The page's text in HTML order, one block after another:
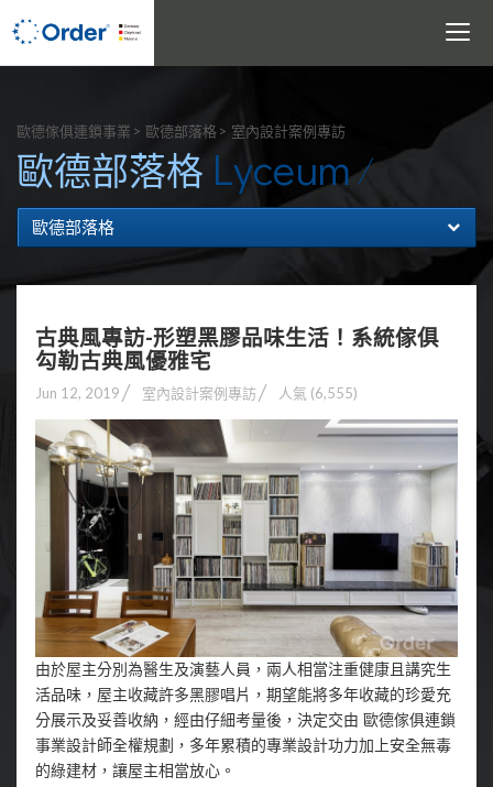
Toggle
歐德傢俱連鎖事業 歐德部落格 室內設計案例專訪
歐德部落格 Lyceum
歐德部落格
古典風專訪-形塑黑膠品味生活！系統傢俱
勾勒古典風優雅宅
Jun 12, 2019 室內設計案例專訪 人氣 (6,555)
由於屋主分別為醫生及演藝人員，兩人相當注重健康且講究生
活品味，屋主收藏許多黑膠唱片，期望能將多年收藏的珍愛充
分展示及妥善收納，經由仔細考量後，決定交由 歐德傢俱連鎖
事業設計師全權規劃，多年累積的專業設計功力加上安全無毒
的綠建材，讓屋主相當放心。